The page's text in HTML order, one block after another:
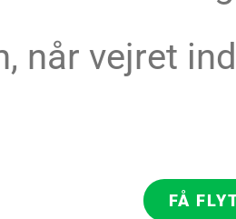
når vejret
FÅ